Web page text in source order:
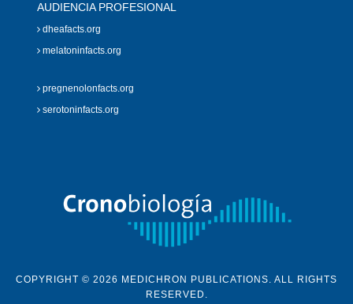
AUDIENCIA PROFESIONAL
dheafacts.org
melatoninfacts.org
pregnenolonfacts.org
serotoninfacts.org
COPYRIGHT © 2026 MEDICHRON PUBLICATIONS. ALL RIGHTS
RESERVED.